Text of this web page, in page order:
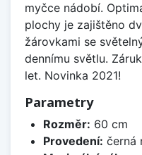
myčce nádobí.
plochy je zajištěno
žárovkami se
dennímu světlu.
let. Novinka 2021!
Parametry
Rozměr: 60 cm
Provedení: černá